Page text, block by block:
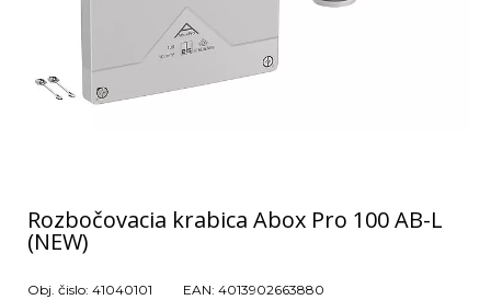
Rozbočovacia krabica Abox Pro 100 AB-L
(NEW)
Obj. čislo: 41040101 EAN: 4013902663880